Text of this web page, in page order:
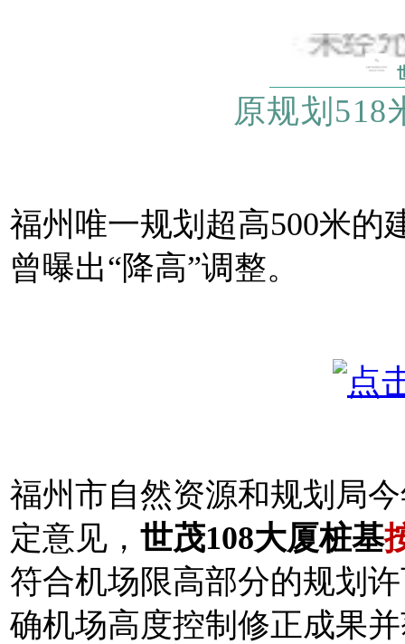
原规划518
福州唯一规划超高500米
曾曝出“降高”调整。
福州市自然资源和规划局
定意见， 世茂108大厦桩基
符合机场限高部分的规划
确机场高度控制修正成果